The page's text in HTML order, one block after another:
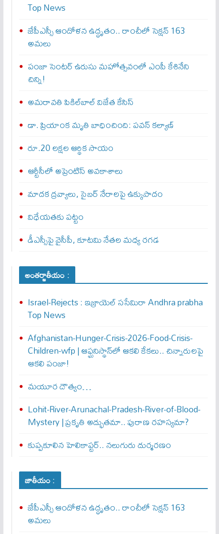
Top News
జేపీఎస్సీ ఆందోళన ఉద్ధృతం.. రాంచీలో సెక్షన్‌ 163
అమలు
పంజా సెంటర్ ఉరుసు మహోత్సవంలో ఎంపీ కేశినేని
చిన్ని!
అమరావతి పికిల్‌బాల్ విజేత కేసిస్
డా. ప్రియాంక మృతి బాధించింది: పవన్‌ కల్యాణ్‌
రూ.20 లక్షల ఆర్థిక సాయం
ఆర్టీసీలో అప్రెంటిస్‌ అవకాశాలు
మాదక ద్రవ్యాలు, సైబర్‌ నేరాలపై ఉక్కుపాదం
విధేయతకు పట్టం
డీఎస్సీపై వైసీపీ, కూటమి నేతల మధ్య రగడ
అంతర్జాతీయం :
Israel-Rejects : ఇజ్రాయెల్ స‌సేమిరా Andhra prabha
Top News
Afghanistan-Hunger-Crisis-2026-Food-Crisis-
Children-wfp | ఆఫ్ఘనిస్థాన్‌లో ఆకలి కేకలు.. చిన్నారులపై
ఆకలి పంజా!
మయూర దౌత్యం…
Lohit-River-Arunachal-Pradesh-River-of-Blood-
Mystery | ప్రకృతి అద్భుతమా.. పురాణ రహస్యమా?
కుప్పకూలిన హెలికాప్టర్‌.. నలుగురు దుర్మరణం
జాతీయం :
జేపీఎస్సీ ఆందోళన ఉద్ధృతం.. రాంచీలో సెక్షన్‌ 163
అమలు